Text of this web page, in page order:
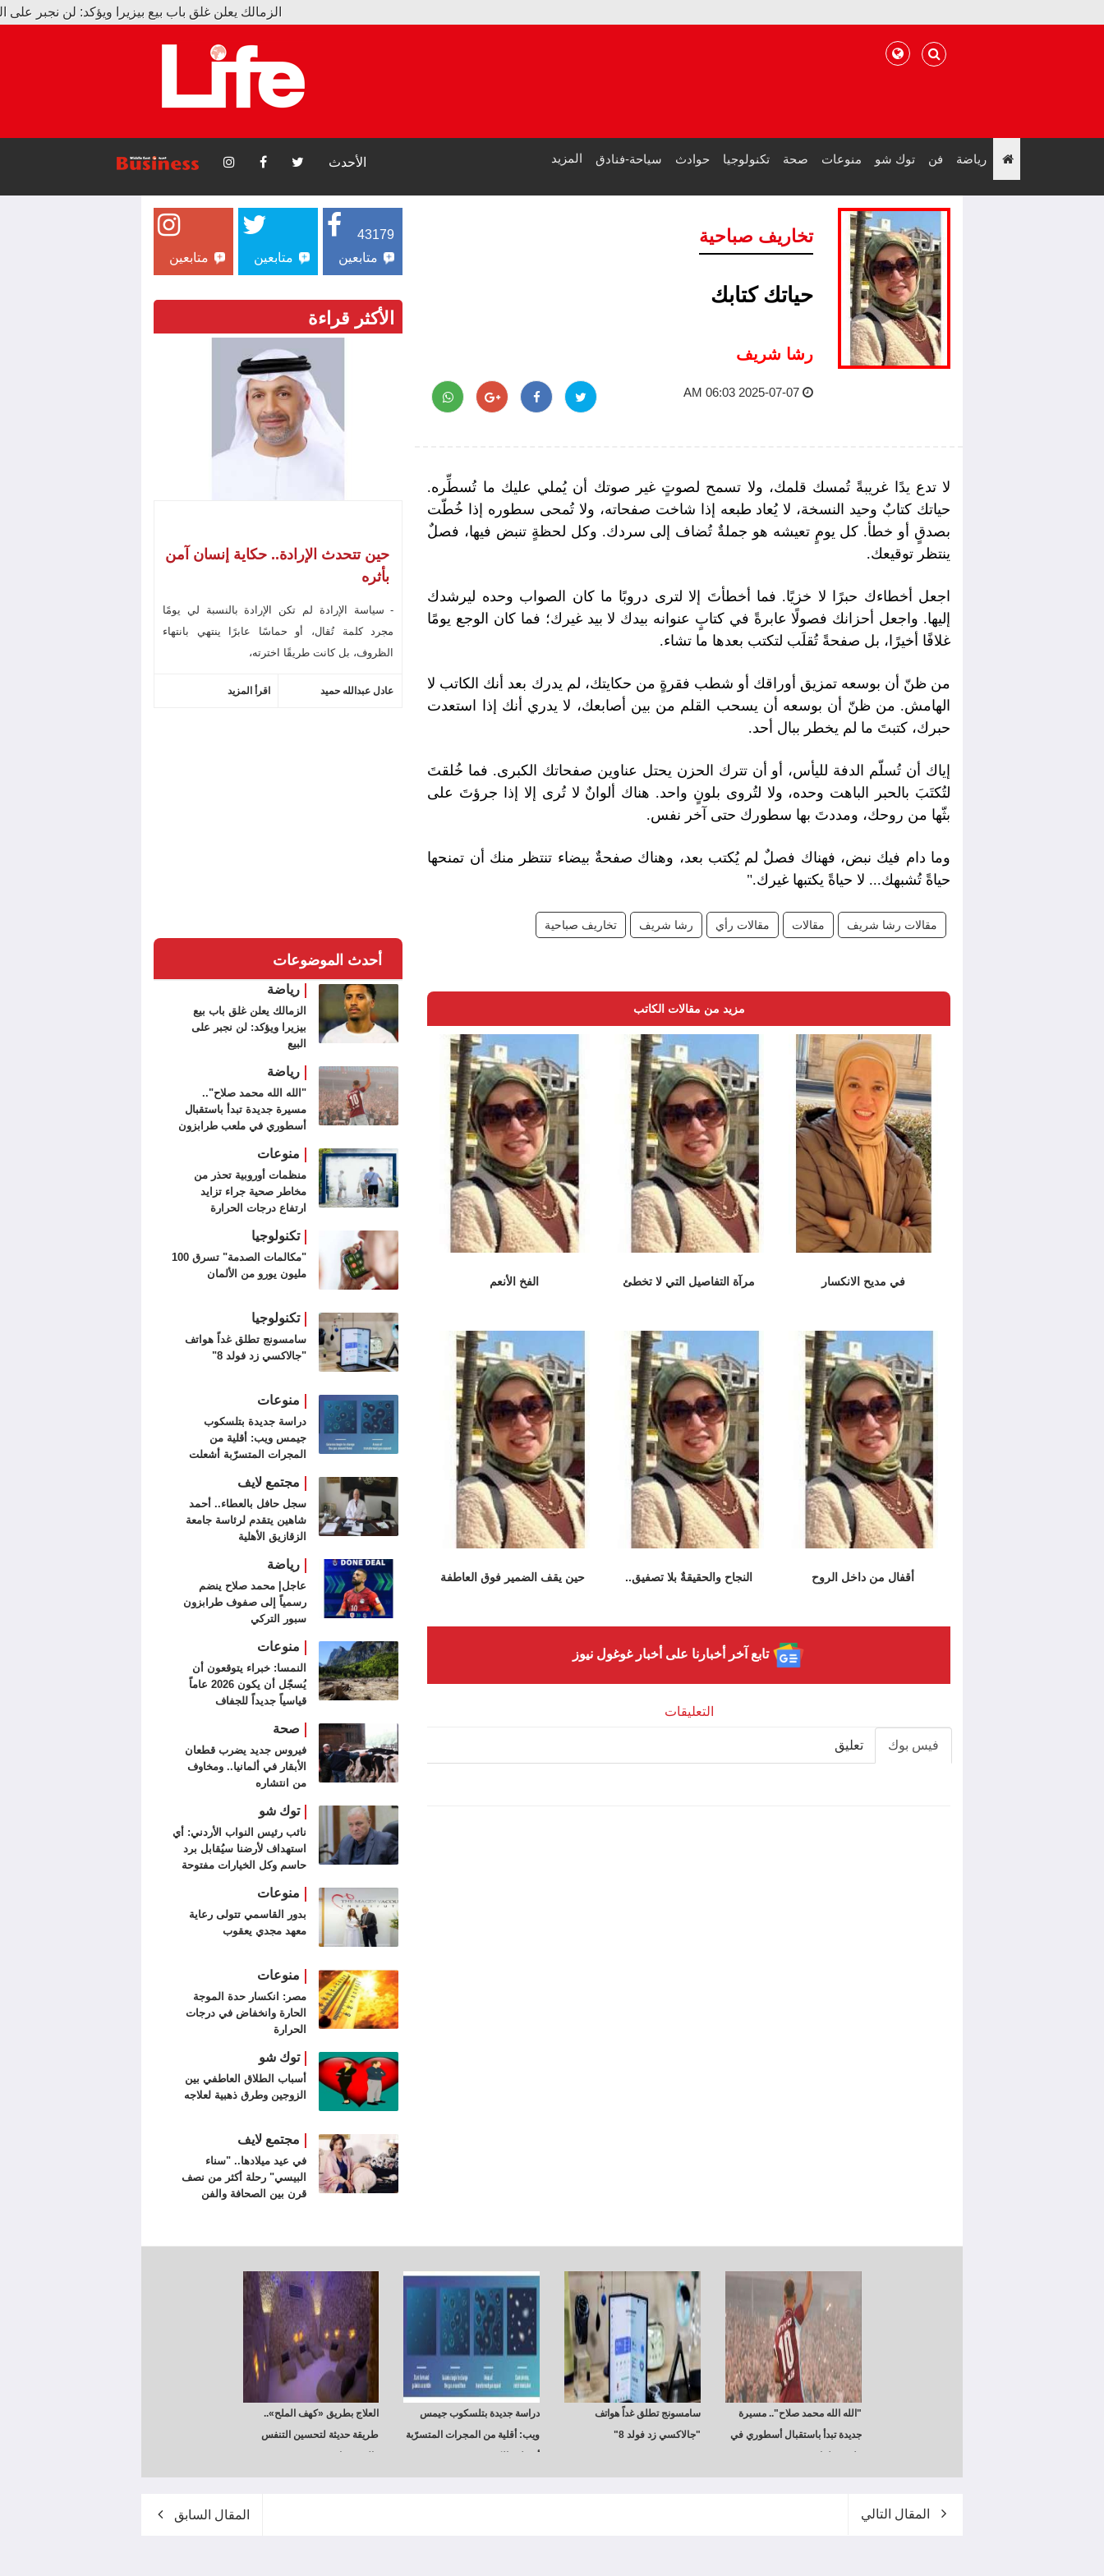
الزمالك يعلن غلق باب بيع بيزيرا ويؤكد: لن نجبر على البيع
رياضة فن توك شو منوعات صحة تكنولوجيا حوادث سياحة-فنادق المزيد الأحدث
تخاريف صباحية
حياتك كتابك
رشا شريف
2025-07-07 06:03 AM
لا تدع يدًا غريبةً تُمسك قلمك، ولا تسمح لصوتٍ غير صوتك أن يُملي عليك ما تُسطِّره.
حياتك كتابٌ وحيد النسخة، لا يُعاد طبعه إذا شاخت صفحاته، ولا تُمحى سطوره إذا خُطّت
بصدقٍ أو خطأ. كل يومٍ تعيشه هو جملةٌ تُضاف إلى سردك. وكل لحظةٍ تنبض فيها، فصلٌ
ينتظر توقيعك.
اجعل أخطاءك حبرًا لا خزيًا. فما أخطأتَ إلا لترى دروبًا ما كان الصواب وحده ليرشدك
إليها. واجعل أحزانك فصولًا عابرةً في كتابٍ عنوانه بيدك لا بيد غيرك؛ فما كان الوجع يومًا
غلافًا أخيرًا، بل صفحةً تُقلَب لتكتب بعدها ما تشاء.
من ظنّ أن بوسعه تمزيق أوراقك أو شطب فقرةٍ من حكايتك، لم يدرك بعد أنك الكاتب لا
الهامش. من ظنّ أن بوسعه أن يسحب القلم من بين أصابعك، لا يدري أنك إذا استعدت
حبرك، كتبتَ ما لم يخطر ببال أحد.
إياك أن تُسلّم الدفة لليأس، أو أن تترك الحزن يحتل عناوين صفحاتك الكبرى. فما خُلقتَ
لتُكتَبَ بالحبر الباهت وحده، ولا لتُروى بلونٍ واحد. هناك ألوانٌ لا تُرى إلا إذا جرؤتَ على
بثّها من روحك، ومددتَ بها سطورك حتى آخر نفس.
وما دام فيك نبض، فهناك فصلٌ لم يُكتب بعد، وهناك صفحةٌ بيضاء تنتظر منك أن تمنحها
حياةً تُشبهك... لا حياةً يكتبها غيرك."
مقالات رشا شريف مقالات مقالات رأي رشا شريف تخاريف صباحية
مزيد من مقالات الكاتب
في مديح الانكسار مرآة التفاصيل التي لا تخطئ الفخ الأنعم
أقفال من داخل الروح النجاح والحقيقةٌ بلا تصفيق.. حين يقف الضمير فوق العاطفة
تابع آخر أخبارنا على أخبار غوغول نيوز
التعليقات
فيس بوك تعليق
43179
متابعين
متابعين متابعين
الأكثر قراءة
حين تتحدث الإرادة.. حكاية إنسان آمن
بأثره
- سياسة الإرادة لم تكن الإرادة بالنسبة لي يومًا
مجرد كلمة تُقال، أو حماسًا عابرًا ينتهي بانتهاء
الظروف، بل كانت طريقًا اخترته،
عادل عبدالله حميد اقرأ المزيد
أحدث الموضوعات
رياضة
الزمالك يعلن غلق باب بيع
بيزيرا ويؤكد: لن نجبر على
البيع
رياضة
"الله الله محمد صلاح"..
مسيرة جديدة تبدأ باستقبال
أسطوري في ملعب طرابزون
منوعات
منظمات أوروبية تحذر من
مخاطر صحية جراء تزايد
ارتفاع درجات الحرارة
تكنولوجيا
"مكالمات الصدمة" تسرق 100
مليون يورو من الألمان
تكنولوجيا
سامسونج تطلق غداً هواتف
"جالاكسي زد فولد 8"
منوعات
دراسة جديدة بتلسكوب
جيمس ويب: أقلية من
المجرات المتسرّبة أشعلت
مجتمع لايف
سجل حافل بالعطاء.. أحمد
شاهين يتقدم لرئاسة جامعة
الزقازيق الأهلية
رياضة
عاجل| محمد صلاح ينضم
رسمياً إلى صفوف طرابزون
سبور التركي
منوعات
النمسا: خبراء يتوقعون أن
يُسجّل أن يكون 2026 عاماً
قياسياً جديداً للجفاف
صحة
فيروس جديد يضرب قطعان
الأبقار في ألمانيا.. ومخاوف
من انتشاره
توك شو
نائب رئيس النواب الأردني: أي
استهداف لأرضنا سيُقابل برد
حاسم وكل الخيارات مفتوحة
منوعات
بدور القاسمي تتولى رعاية
معهد مجدي يعقوب
منوعات
مصر: انكسار حدة الموجة
الحارة وانخفاض في درجات
الحرارة
توك شو
أسباب الطلاق العاطفي بين
الزوجين وطرق ذهبية لعلاجه
مجتمع لايف
في عيد ميلادها.. "سناء
البيسي" رحلة أكثر من نصف
قرن بين الصحافة والفن
"الله الله محمد صلاح".. مسيرة
جديدة تبدأ باستقبال أسطوري في
وصور)
سامسونج تطلق غداً هواتف
"جالاكسي زد فولد 8"
دراسة جديدة بتلسكوب جيمس
ويب: أقلية من المجرات المتسرّبة
العلاج بطريق «كهف الملح»..
طريقة حديثة لتحسين التنفس
المقال التالي المقال السابق